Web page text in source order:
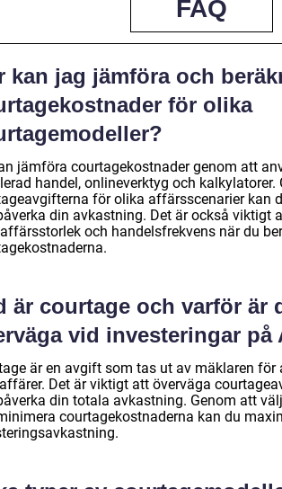
FAQ
kan jag jämföra och
för olika
jämföra courtagekostnader genom att
handel, onlineverktyg och kalkylatorer.
för olika affärsscenarier kan
din avkastning. Det är också viktigt
och handelsfrekvens när du
är courtage och varför är
vid investeringar på
är en avgift som tas ut av mäklaren för
Det är viktigt att överväga
din totala avkastning. Genom att
courtagekostnaderna kan du